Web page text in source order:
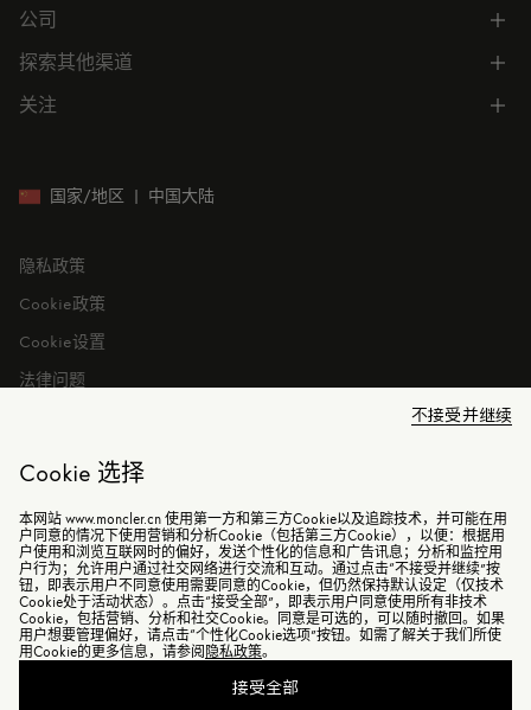
Cookie 选择
不接受并继续
本网站 www.moncler.cn 使用第一方和第三方Cookie以及追踪技术，并可能在用
户同意的情况下使用营销和分析Cookie（包括第三方Cookie），以便：根据用
户使用和浏览互联网时的偏好，发送个性化的信息和广告讯息；分析和监控用
户行为；允许用户通过社交网络进行交流和互动。通过点击“不接受并继续”按
钮，即表示用户不同意使用需要同意的Cookie，但仍然保持默认设定（仅技术
Cookie处于活动状态）。点击“接受全部”，即表示用户同意使用所有非技术
Cookie，包括营销、分析和社交Cookie。同意是可选的，可以随时撤回。如果
用户想要管理偏好，请点击“个性化Cookie选项”按钮。如需了解关于我们所使
用Cookie的更多信息，请参阅 隐私政策。
接受全部
联系在线客服
门店位置
预约
所有服务
常见问题
售后服务
公司
公司信息
公司管理
投资者关系
探索其他渠道
微信小程序
关注
国家/地区 | 中国大陆
隐私政策
Cookie政策
Cookie设置
法律问题
©2026 盟可睐（上海）商贸有限公司 保留所有权利
电子营业执照
沪ICP备2021014729号-2
沪公网安备31010602006898号